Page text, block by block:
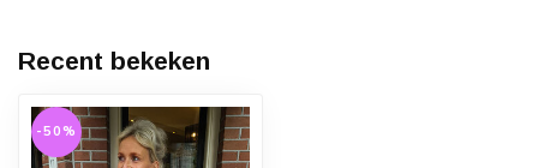
Recent bekeken
-50%